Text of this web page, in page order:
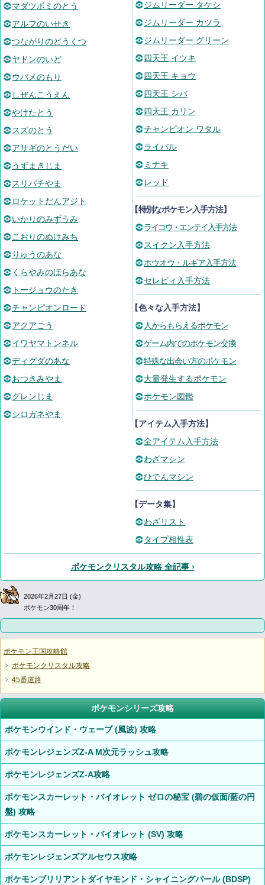
マダツボミのとう
アルフのいせき
つながりのどうくつ
ヤドンのいど
ウバメのもり
しぜんこうえん
やけたとう
スズのとう
アサギのとうだい
うずまきじま
スリバチやま
ロケットだんアジト
いかりのみずうみ
こおりのぬけみち
りゅうのあな
くらやみのほらあな
トージョウのたき
チャンピオンロード
アクアごう
イワヤマトンネル
ディグダのあな
おつきみやま
グレンじま
シロガネやま
ジムリーダー タケシ
ジムリーダー カツラ
ジムリーダー グリーン
四天王 イツキ
四天王 キョウ
四天王 シバ
四天王 カリン
チャンピオン ワタル
ライバル
ミナキ
レッド
【特別なポケモン入手方法】
ライコウ・エンテイ入手方法
スイクン入手方法
ホウオウ・ルギア入手方法
セレビィ入手方法
【色々な入手方法】
人からもらえるポケモン
ゲーム内でのポケモン交換
特殊な出会い方のポケモン
大量発生するポケモン
ポケモン図鑑
【アイテム入手方法】
全アイテム入手方法
わざマシン
ひでんマシン
【データ集】
わざリスト
タイプ相性表
ポケモンクリスタル攻略 全記事 ›
2026年2月27日 (金)
ポケモン30周年！
ポケモン王国攻略館
ポケモンクリスタル攻略
45番道路
ポケモンシリーズ攻略
ポケモンウインド・ウェーブ (風波) 攻略
ポケモンレジェンズZ-A M次元ラッシュ攻略
ポケモンレジェンズZ-A攻略
ポケモンスカーレット・バイオレット ゼロの秘宝 (碧の仮面/藍の円
盤) 攻略
ポケモンスカーレット・バイオレット (SV) 攻略
ポケモンレジェンズアルセウス攻略
ポケモンブリリアントダイヤモンド・シャイニングパール (BDSP)